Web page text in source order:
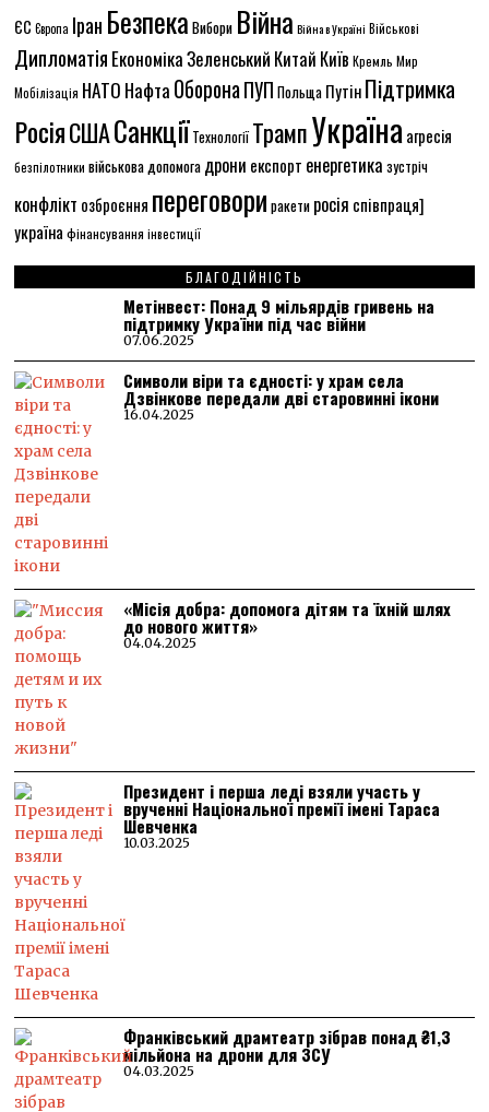
ЄС Європа Іран Безпека Вибори Війна Війна в Україні Військові
Дипломатія ЕкономікаЗеленський Китай Київ Кремль Мир
Мобілізація НАТО Нафта ОборонаПУП Польща ПутінПідтримка
РосіяСШАСанкціїТехнологіїТрампУкраїна агресія
безпілотники військова допомога дрони експорт енергетика зустріч
конфлікт озброєння переговори ракети росія співпраця]
україна фінансування інвестиції
БЛАГОДІЙНІСТЬ
Метінвест: Понад 9 мільярдів гривень на
підтримку України під час війни
07.06.2025
Символи віри та єдності: у храм села
Дзвінкове передали дві старовинні ікони
16.04.2025
«Місія добра: допомога дітям та їхній шлях
до нового життя»
04.04.2025
Президент і перша леді взяли участь у
врученні Національної премії імені Тараса
Шевченка
10.03.2025
Франківський драмтеатр зібрав понад ₴1,3
мільйона на дрони для ЗСУ
04.03.2025